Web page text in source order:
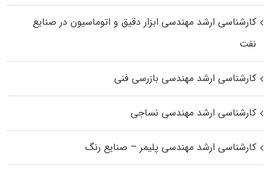
کارشناسی ارشد مهندسی ابزار دقیق و اتوماسیون در صنایع
نفت
کارشناسی ارشد مهندسی بازرسی فنی
کارشناسی ارشد مهندسی نساجی
کارشناسی ارشد مهندسی پلیمر – صنایع رنگ